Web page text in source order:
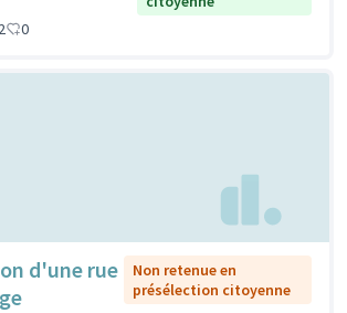
2 0
d'une rue
Non retenue en
présélection citoyenne